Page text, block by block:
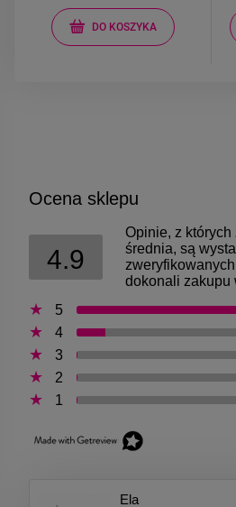
DO KOSZYKA
Ocena sklepu
4.9
Opinie, z których
średnia, są
dokonali zakupu
5
4
3
2
1
Ela